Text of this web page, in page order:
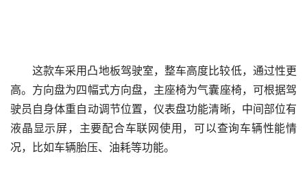
这款车采用凸地板驾驶室，整车高度比较低，通过性更
高。方向盘为四幅式方向盘，主座椅为气囊座椅，可根据驾
驶员自身体重自动调节位置，仪表盘功能清晰，中间部位有
液晶显示屏，主要配合车联网使用，可以查询车辆性能情
况，比如车辆胎压、油耗等功能。